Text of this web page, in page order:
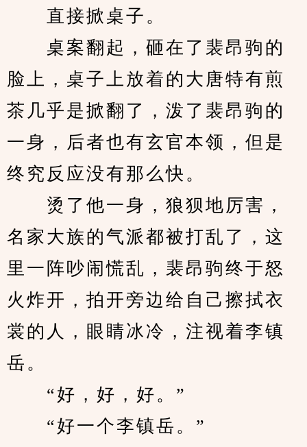
直接掀桌子。
桌案翻起，砸在了裴昂驹的
脸上，桌子上放着的大唐特有煎
茶几乎是掀翻了，泼了裴昂驹的
一身，后者也有玄官本领，但是
终究反应没有那么快。
烫了他一身，狼狈地厉害，
名家大族的气派都被打乱了，这
里一阵吵闹慌乱，裴昂驹终于怒
火炸开，拍开旁边给自己擦拭衣
裳的人，眼睛冰冷，注视着李镇
岳。
“好，好，好。”
“好一个李镇岳。”